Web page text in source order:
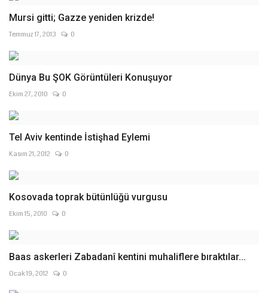
Mursi gitti; Gazze yeniden krizde!
Temmuz 17, 2013 0
Dünya Bu ŞOK Görüntüleri Konuşuyor
Ekim 27, 2010 0
Tel Aviv kentinde İstişhad Eylemi
Kasım 21, 2012 0
Kosovada toprak bütünlüğü vurgusu
Ekim 15, 2010 0
Baas askerleri Zabadanî kentini muhaliflere bıraktılar...
Ocak 19, 2012 0